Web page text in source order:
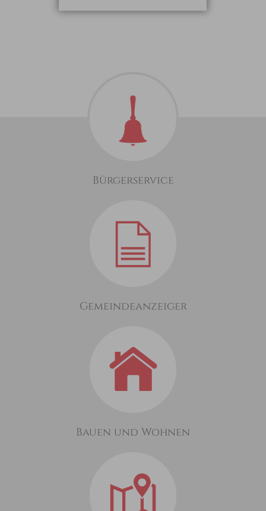
Bürgerservice
Gemeindeanzeiger
Bauen und Wohnen